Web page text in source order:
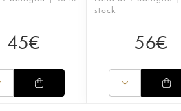
45€
stock
56€